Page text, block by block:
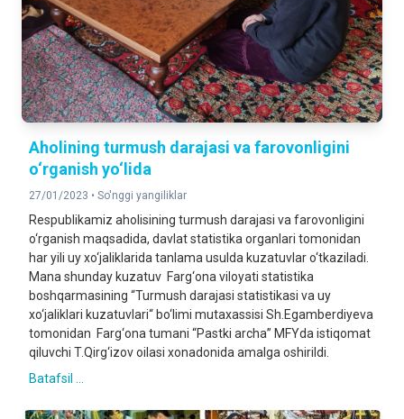
Aholining turmush darajasi va farovonligini
o‘rganish yo‘lida
27/01/2023 • So'nggi yangiliklar
Respublikamiz aholisining turmush darajasi va farovonligini
o‘rganish maqsadida, davlat statistika organlari tomonidan
har yili uy xo‘jaliklarida tanlama usulda kuzatuvlar o‘tkaziladi.
Mana shunday kuzatuv Farg‘ona viloyati statistika
boshqarmasining “Turmush darajasi statistikasi va uy
xo‘jaliklari kuzatuvlari“ bo‘limi mutaxassisi Sh.Egamberdiyeva
tomonidan Farg‘ona tumani “Pastki archa” MFYda istiqomat
qiluvchi T.Qirg‘izov oilasi xonadonida amalga oshirildi.
Batafsil ...